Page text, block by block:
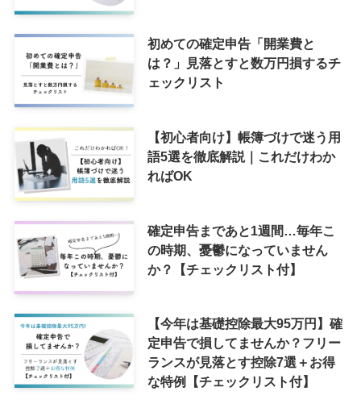
初めての確定申告「開業費と
は？」見落とすと数万円損するチ
ェックリスト
【初心者向け】帳簿づけで迷う用
語5選を徹底解説｜これだけわか
ればOK
確定申告まであと1週間…毎年こ
の時期、憂鬱になっていません
か？【チェックリスト付】
【今年は基礎控除最大95万円】確
定申告で損してませんか？フリー
ランスが見落とす控除7選＋お得
な特例【チェックリスト付】